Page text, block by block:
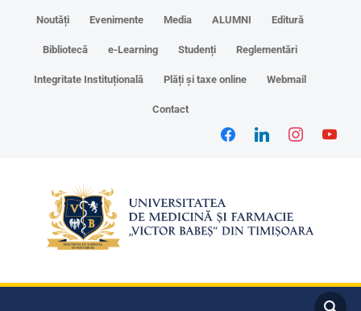
Noutăți Evenimente Media ALUMNI Editură
Bibliotecă e-Learning Studenți Reglementări
Integritate Instituțională Plăți și taxe online Webmail
Contact